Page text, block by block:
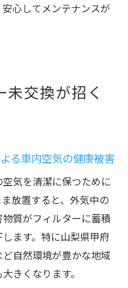
心してメンテナンスが
交換が招く
る車内空気の健康被害
気を清潔に保つために
放置すると、外気中の
質がフィルターに蓄積
ます。特に山梨県甲府
自然環境が豊かな地域
きくなります。